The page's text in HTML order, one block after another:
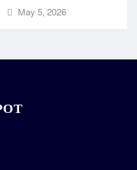
May 5, 2026